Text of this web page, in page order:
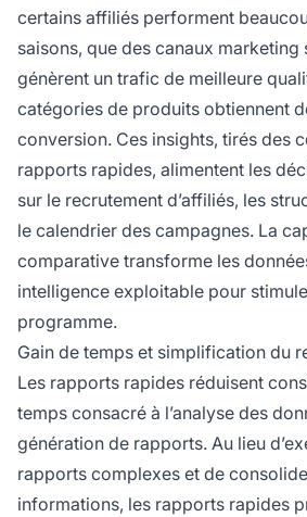
certains affiliés performent
saisons, que des canaux
génèrent un trafic de meilleure
catégories de produits obtiennent
conversion. Ces insights, tirés des
rapports rapides, alimentent les
sur le recrutement d’affiliés, les
le calendrier des campagnes. La
comparative transforme les
intelligence exploitable pour
programme.
Gain de temps et simplification du
Les rapports rapides réduisent
temps consacré à l’analyse des
génération de rapports. Au lieu
rapports complexes et de
informations, les rapports rapides